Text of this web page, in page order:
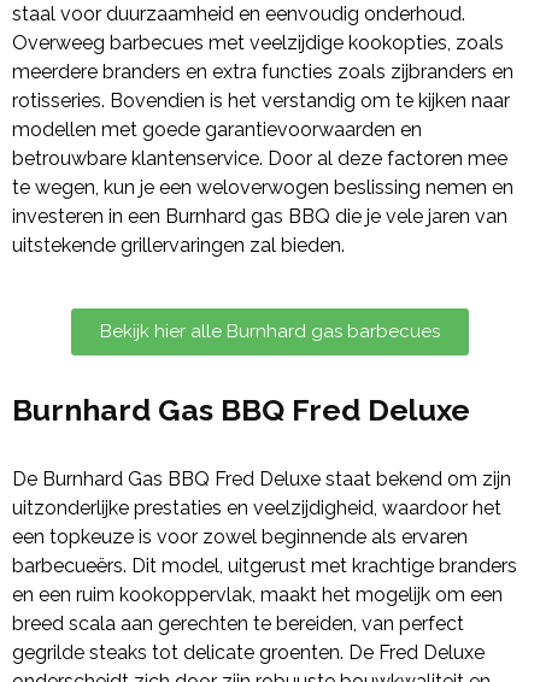
staal voor duurzaamheid en eenvoudig onderhoud.
Overweeg barbecues met veelzijdige kookopties, zoals
meerdere branders en extra functies zoals zijbranders en
rotisseries. Bovendien is het verstandig om te kijken naar
modellen met goede garantievoorwaarden en
betrouwbare klantenservice. Door al deze factoren mee
te wegen, kun je een weloverwogen beslissing nemen en
investeren in een Burnhard gas BBQ die je vele jaren van
uitstekende grillervaringen zal bieden.
Bekijk hier alle Burnhard gas barbecues
Burnhard Gas BBQ Fred Deluxe
De Burnhard Gas BBQ Fred Deluxe staat bekend om zijn
uitzonderlijke prestaties en veelzijdigheid, waardoor het
een topkeuze is voor zowel beginnende als ervaren
barbecueërs. Dit model, uitgerust met krachtige branders
en een ruim kookoppervlak, maakt het mogelijk om een
breed scala aan gerechten te bereiden, van perfect
gegrilde steaks tot delicate groenten. De Fred Deluxe